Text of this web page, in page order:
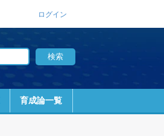
ログイン
育成論一覧